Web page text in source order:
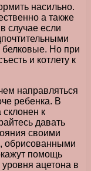
насильно.
а также
случае если
белковые. Но при
и котлету к
направляться
ребенка. В
к
давать
своими
обрисованными
помощь
ацетона в